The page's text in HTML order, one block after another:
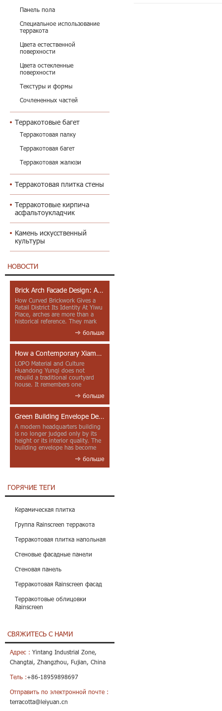
Панель пола
Специальное использование
терракота
Цвета естественной
поверхности
Цвета остекленные
поверхности
Текстуры и формы
Сочлененных частей
Терракотовые багет
Терракотовая палку
Терракотовая багет
Терракотовая жалюзи
Терракотовая плитка стены
Терракотовые кирпича
асфальтоукладчик
Камень искусственный
культуры
НОВОСТИ
Brick Arch Facade Design: A Closer Look at Yiwu Place
How Curved Brickwork Gives a
Retail District Its Identity At Yiwu
Place, arches are more than a
historical reference. They mark
больше
How a Contemporary Xiamen Project Reframes Minnan Red Brick
LOPO Material and Culture
Huandong Yunqi does not
rebuild a traditional courtyard
house. It remembers one
больше
Green Building Envelope Design: Clay Sunscreen Fins for Modern Headquarters Architecture
A modern headquarters building
is no longer judged only by its
height or its interior quality. The
building envelope has become
больше
ГОРЯЧИЕ ТЕГИ
Керамическая плитка
Группа Rainscreen терракота
Терракотовая плитка напольная
Стеновые фасадные панели
Стеновая панель
Терракотовая Rainscreen фасад
Терракотовые облицовки
Rainscreen
СВЯЖИТЕСЬ С НАМИ
Адрес : Yintang Industrial Zone,
Changtai, Zhangzhou, Fujian, China
Тель :+86-18959898697
Отправить по электронной почте :
terracotta@leiyuan.cn